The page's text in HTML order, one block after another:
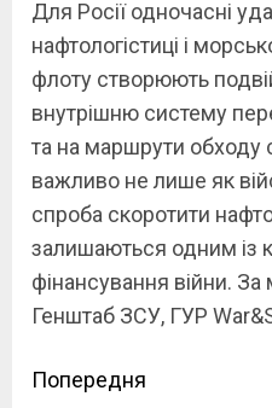
Для Росії одночасні
нафтологістиці і
флоту створюють
внутрішню систему
та на маршрути обходу
важливо не лише як
спроба скоротити
залишаються одним із
фінансування війни.
Генштаб ЗСУ, ГУР
Continue
Попередня